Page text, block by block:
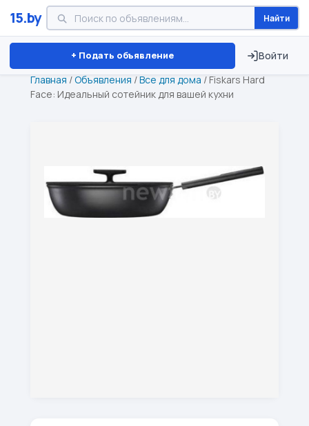
15.by Найти
+ Подать объявление Войти
Минск Витебск Брест ⏱ ТОЛЬКО 15 ДНЕЙ
Главная /Объявления /Все для дома / Fiskars Hard
Face: Идеальный сотейник для вашей кухни